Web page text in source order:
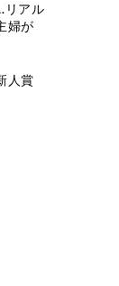
リアル
婦が
人賞